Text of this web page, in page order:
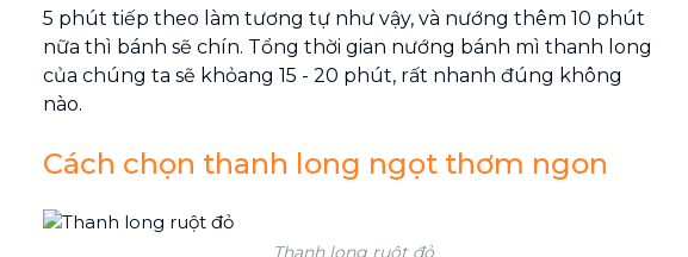
5 phút tiếp theo làm tương tự như vậy, và nướng thêm 10 phút
nữa thì bánh sẽ chín. Tổng thời gian nướng bánh mì thanh long
của chúng ta sẽ khỏang 15 - 20 phút, rất nhanh đúng không
nào.
Cách chọn thanh long ngọt thơm ngon
Thanh long ruột đỏ